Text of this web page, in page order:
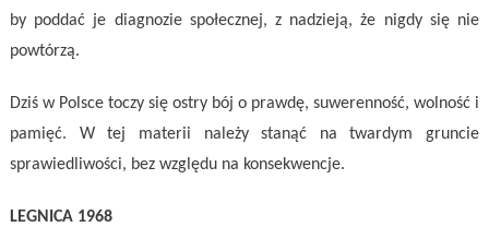
by poddać je diagnozie społecznej, z nadzieją, że nigdy się nie
powtórzą.
Dziś w Polsce toczy się ostry bój o prawdę, suwerenność, wolność i
pamięć. W tej materii należy stanąć na twardym gruncie
sprawiedliwości, bez względu na konsekwencje.
LEGNICA 1968